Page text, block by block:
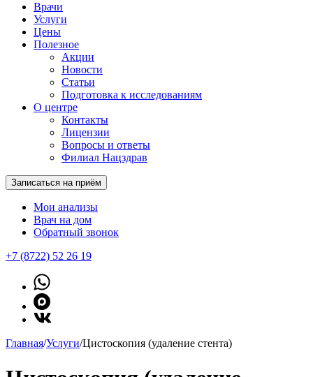
Врачи
Услуги
Цены
Полезное
Акции
Новости
Статьи
Подготовка к исследованиям
О центре
Контакты
Лицензии
Вопросы и ответы
Филиал Нацздрав
Записаться на приём
Мои анализы
Врач на дом
Обратный звонок
+7 (8722) 52 26 19
Главная/Услуги/Цистоскопия (удаление стента)